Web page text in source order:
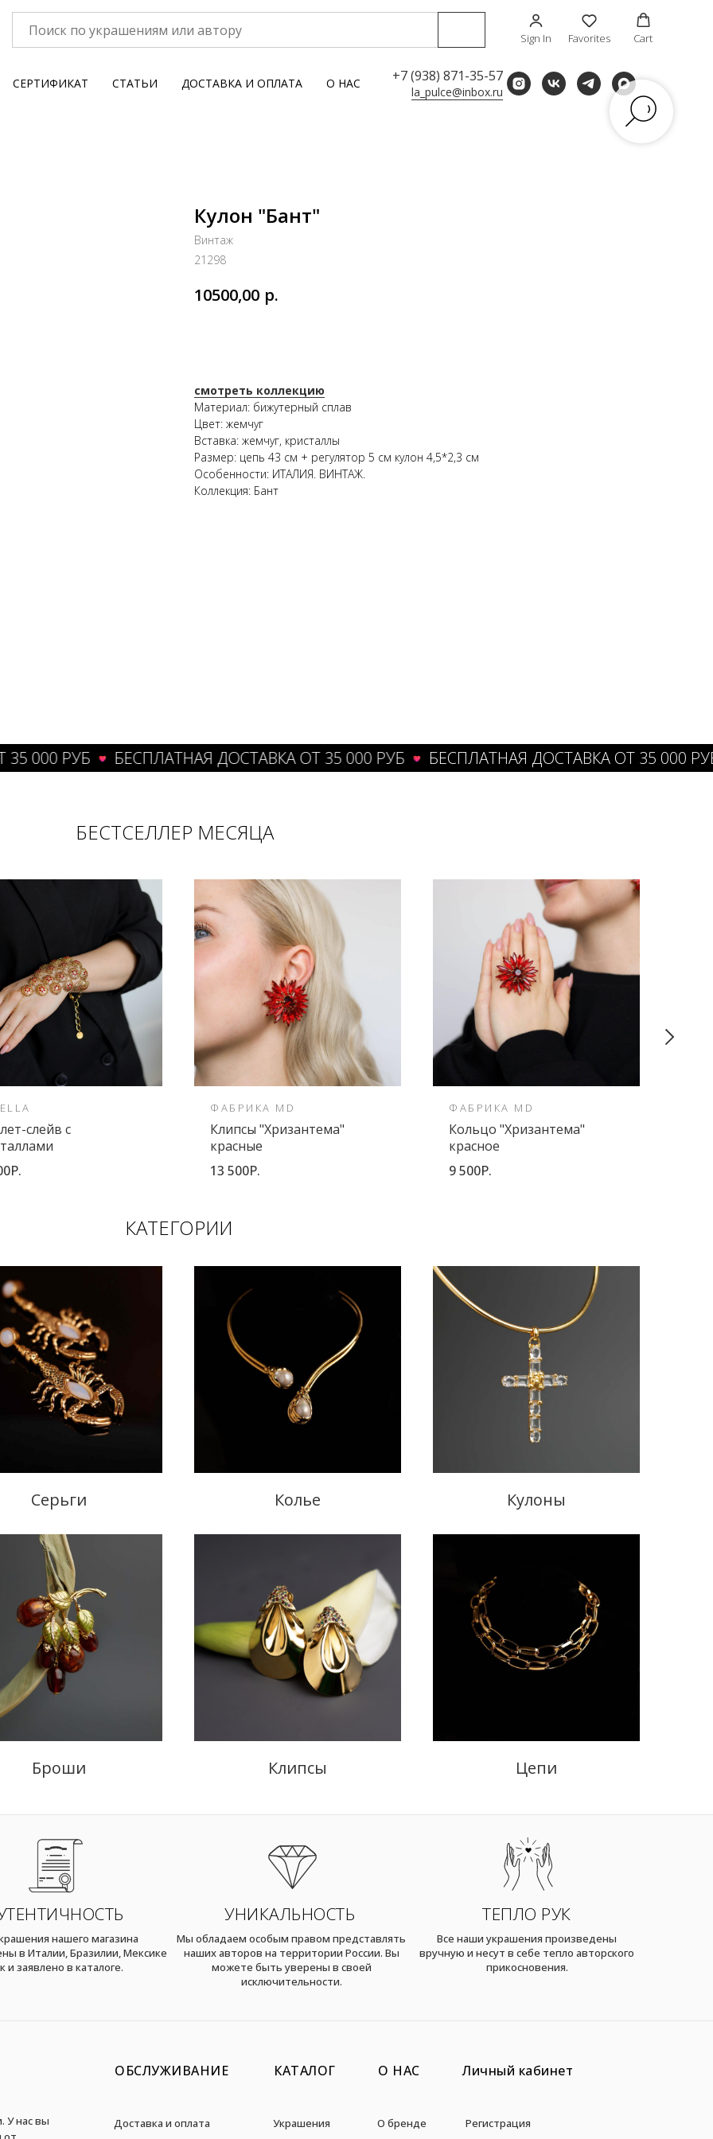
Sign In Favorites Cart
СЕРТИФИКАТ СТАТЬИ ДОСТАВКА И ОПЛАТА О НАС +7 (938) 871-35-57
la_pulce@inbox.ru
Кулон "Бант"
Винтаж
21298
10500,00 р.
смотреть коллекцию
Материал: бижутерный сплав
Цвет: жемчуг
Вставка: жемчуг, кристаллы
Размер: цепь 43 см + регулятор 5 см кулон 4,5*2,3 см
Особенности: ИТАЛИЯ. ВИНТАЖ.
Коллекция: Бант
РУБ БЕСПЛАТНАЯ ДОСТАВКА ОТ 35 000 РУБ БЕСПЛАТНАЯ ДОСТАВКА ОТ 35 000 РУБ
БЕСТСЕЛЛЕР МЕСЯЦА
слейв с
ФАБРИКА MD
Клипсы "Хризантема"
красные
13 500Р.
ФАБРИКА MD
Кольцо "Хризантема"
красное
9 500Р.
КАТЕГОРИИ
Серьги Колье Кулоны
Броши Клипсы Цепи
нашего магазина
в Италии, Бразилии, Мексике
и заявлено в каталоге.
УНИКАЛЬНОСТЬ
Мы обладаем особым правом представлять
наших авторов на территории России. Вы
можете быть уверены в своей
исключительности.
ТЕПЛО РУК
Все наши украшения произведены
вручную и несут в себе тепло авторского
прикосновения.
ОБСЛУЖИВАНИЕ
Доставка и оплата
КАТАЛОГ
Украшения
О НАС
О бренде
Личный кабинет
У нас вы
Регистрация